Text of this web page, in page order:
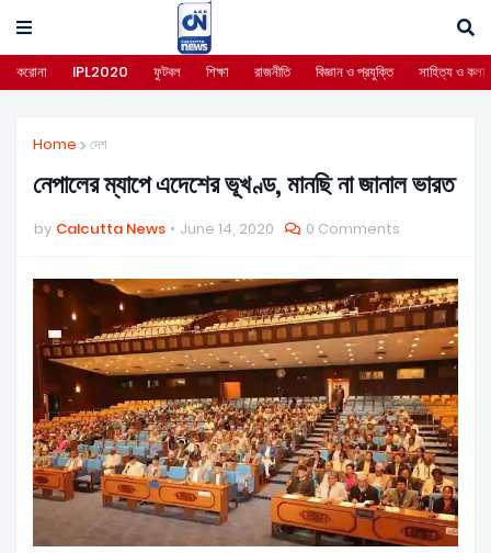
করোনা IPL2020 ফুটবল শিক্ষা রাজনীতি বিজ্ঞান ও প্রযুক্তি সাহিত্য ও কলা
Home দেশ
নেপালের ম্যাপে এদেশের ভূখণ্ড, মানছি না জানাল ভারত
by Calcutta News June 14, 2020 0 Comments